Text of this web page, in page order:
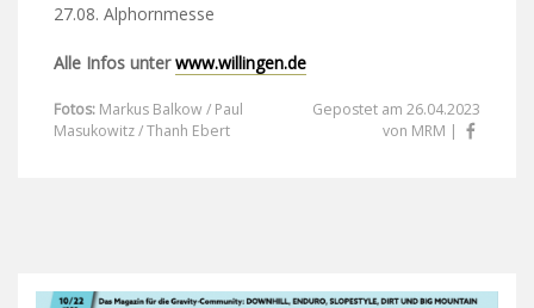
27.08. Alphornmesse
Alle Infos unterwww.willingen.de
Fotos: Markus Balkow / Paul
Masukowitz / Thanh Ebert
Gepostet am 26.04.2023
von MRM |